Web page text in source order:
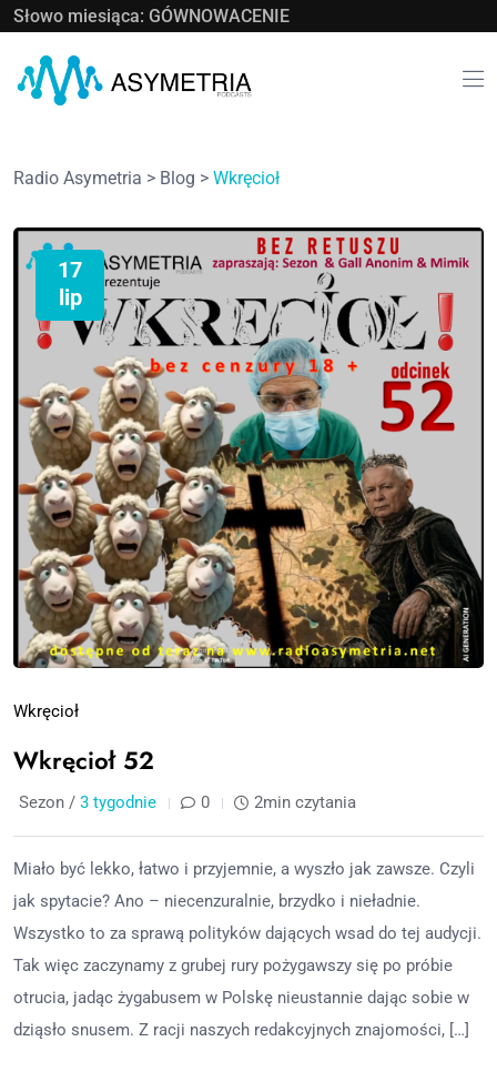
Słowo miesiąca: GÓWNOWACENIE
Radio Asymetria > Blog > Wkręcioł
17
lip
Wkręcioł
Wkręcioł 52
Sezon / 3 tygodnie 0 2min czytania
Miało być lekko, łatwo i przyjemnie, a wyszło jak zawsze. Czyli
jak spytacie? Ano – niecenzuralnie, brzydko i nieładnie.
Wszystko to za sprawą polityków dających wsad do tej audycji.
Tak więc zaczynamy z grubej rury pożygawszy się po próbie
otrucia, jadąc żygabusem w Polskę nieustannie dając sobie w
dziąsło snusem. Z racji naszych redakcyjnych znajomości, […]